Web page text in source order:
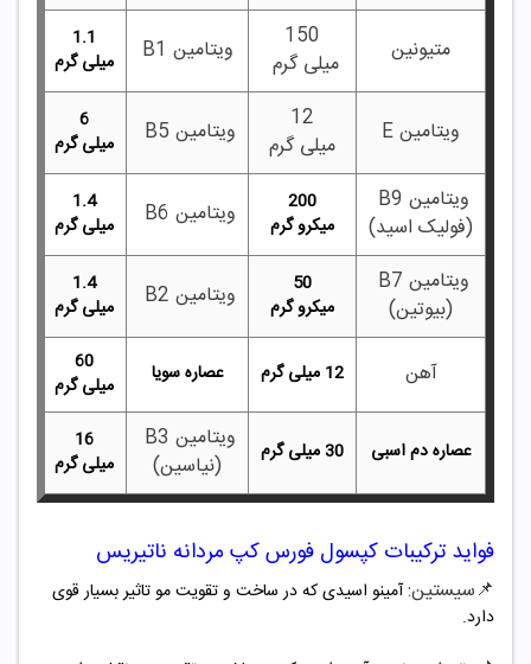
متیونین
150
میلی گرم
ویتامین B1
1.1
میلی گرم
ویتامین E
12
میلی گرم
ویتامین B5
6
میلی گرم
ویتامین B9
(فولیک اسید)
200
میکرو گرم
ویتامین B6
1.4
میلی گرم
ویتامین B7
(بیوتین)
50
میکرو گرم
ویتامین B2
1.4
میلی گرم
آهن 12 میلی گرم عصاره سویا
60
میلی گرم
عصاره دم اسبی 30 میلی گرم
ویتامین B3
(نیاسین)
16
میلی گرم
فواید ترکیبات کپسول فورس کپ مردانه ناتیریس
📌سیستین:آمینو اسیدی که در ساخت و تقویت مو تاثیر بسیار قوی
دارد.